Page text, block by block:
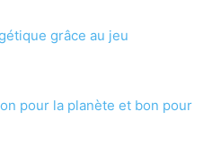
grâce au jeu
pour la planète et bon pour